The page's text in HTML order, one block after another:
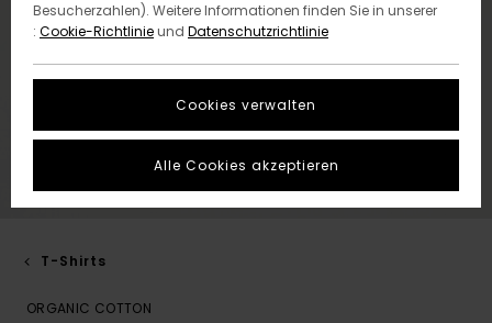
T-Shirts
ORGANIC COTTON
Besucherzahlen). Weitere Informationen finden Sie in unserer
: Cookie-Richtlinieund Datenschutzrichtlinie
Cookies verwalten
Alle Cookies akzeptieren